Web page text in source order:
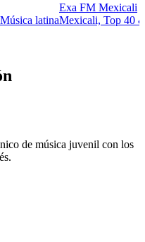
latina
Exa FM Mexicali
Mexicali, Top 40
de música juvenil con los